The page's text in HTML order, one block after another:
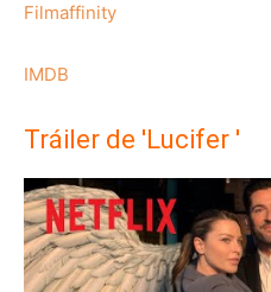
Filmaffinity
IMDB
Tráiler de 'Lucifer '